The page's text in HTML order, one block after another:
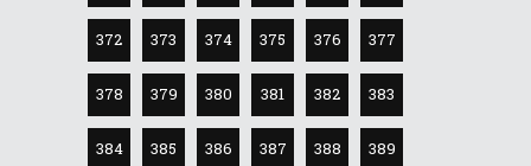
372 373 374 375 376 377
378 379 380 381 382 383
384 385 386 387 388 389